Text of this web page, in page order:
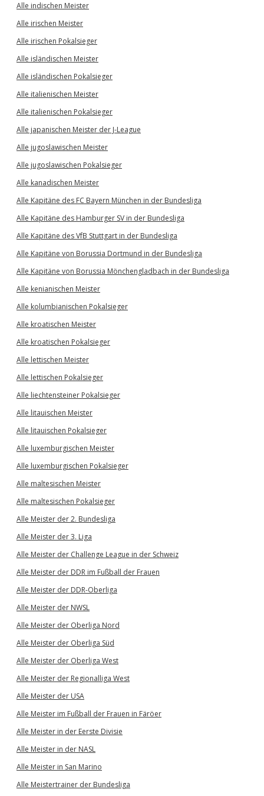
Alle indischen Meister
Alle irischen Meister
Alle irischen Pokalsieger
Alle isländischen Meister
Alle isländischen Pokalsieger
Alle italienischen Meister
Alle italienischen Pokalsieger
Alle japanischen Meister der J-League
Alle jugoslawischen Meister
Alle jugoslawischen Pokalsieger
Alle kanadischen Meister
Alle Kapitäne des FC Bayern München in der Bundesliga
Alle Kapitäne des Hamburger SV in der Bundesliga
Alle Kapitäne des VfB Stuttgart in der Bundesliga
Alle Kapitäne von Borussia Dortmund in der Bundesliga
Alle Kapitäne von Borussia Mönchengladbach in der Bundesliga
Alle kenianischen Meister
Alle kolumbianischen Pokalsieger
Alle kroatischen Meister
Alle kroatischen Pokalsieger
Alle lettischen Meister
Alle lettischen Pokalsieger
Alle liechtensteiner Pokalsieger
Alle litauischen Meister
Alle litauischen Pokalsieger
Alle luxemburgischen Meister
Alle luxemburgischen Pokalsieger
Alle maltesischen Meister
Alle maltesischen Pokalsieger
Alle Meister der 2. Bundesliga
Alle Meister der 3. Liga
Alle Meister der Challenge League in der Schweiz
Alle Meister der DDR im Fußball der Frauen
Alle Meister der DDR-Oberliga
Alle Meister der NWSL
Alle Meister der Oberliga Nord
Alle Meister der Oberliga Süd
Alle Meister der Oberliga West
Alle Meister der Regionalliga West
Alle Meister der USA
Alle Meister im Fußball der Frauen in Färöer
Alle Meister in der Eerste Divisie
Alle Meister in der NASL
Alle Meister in San Marino
Alle Meistertrainer der Bundesliga